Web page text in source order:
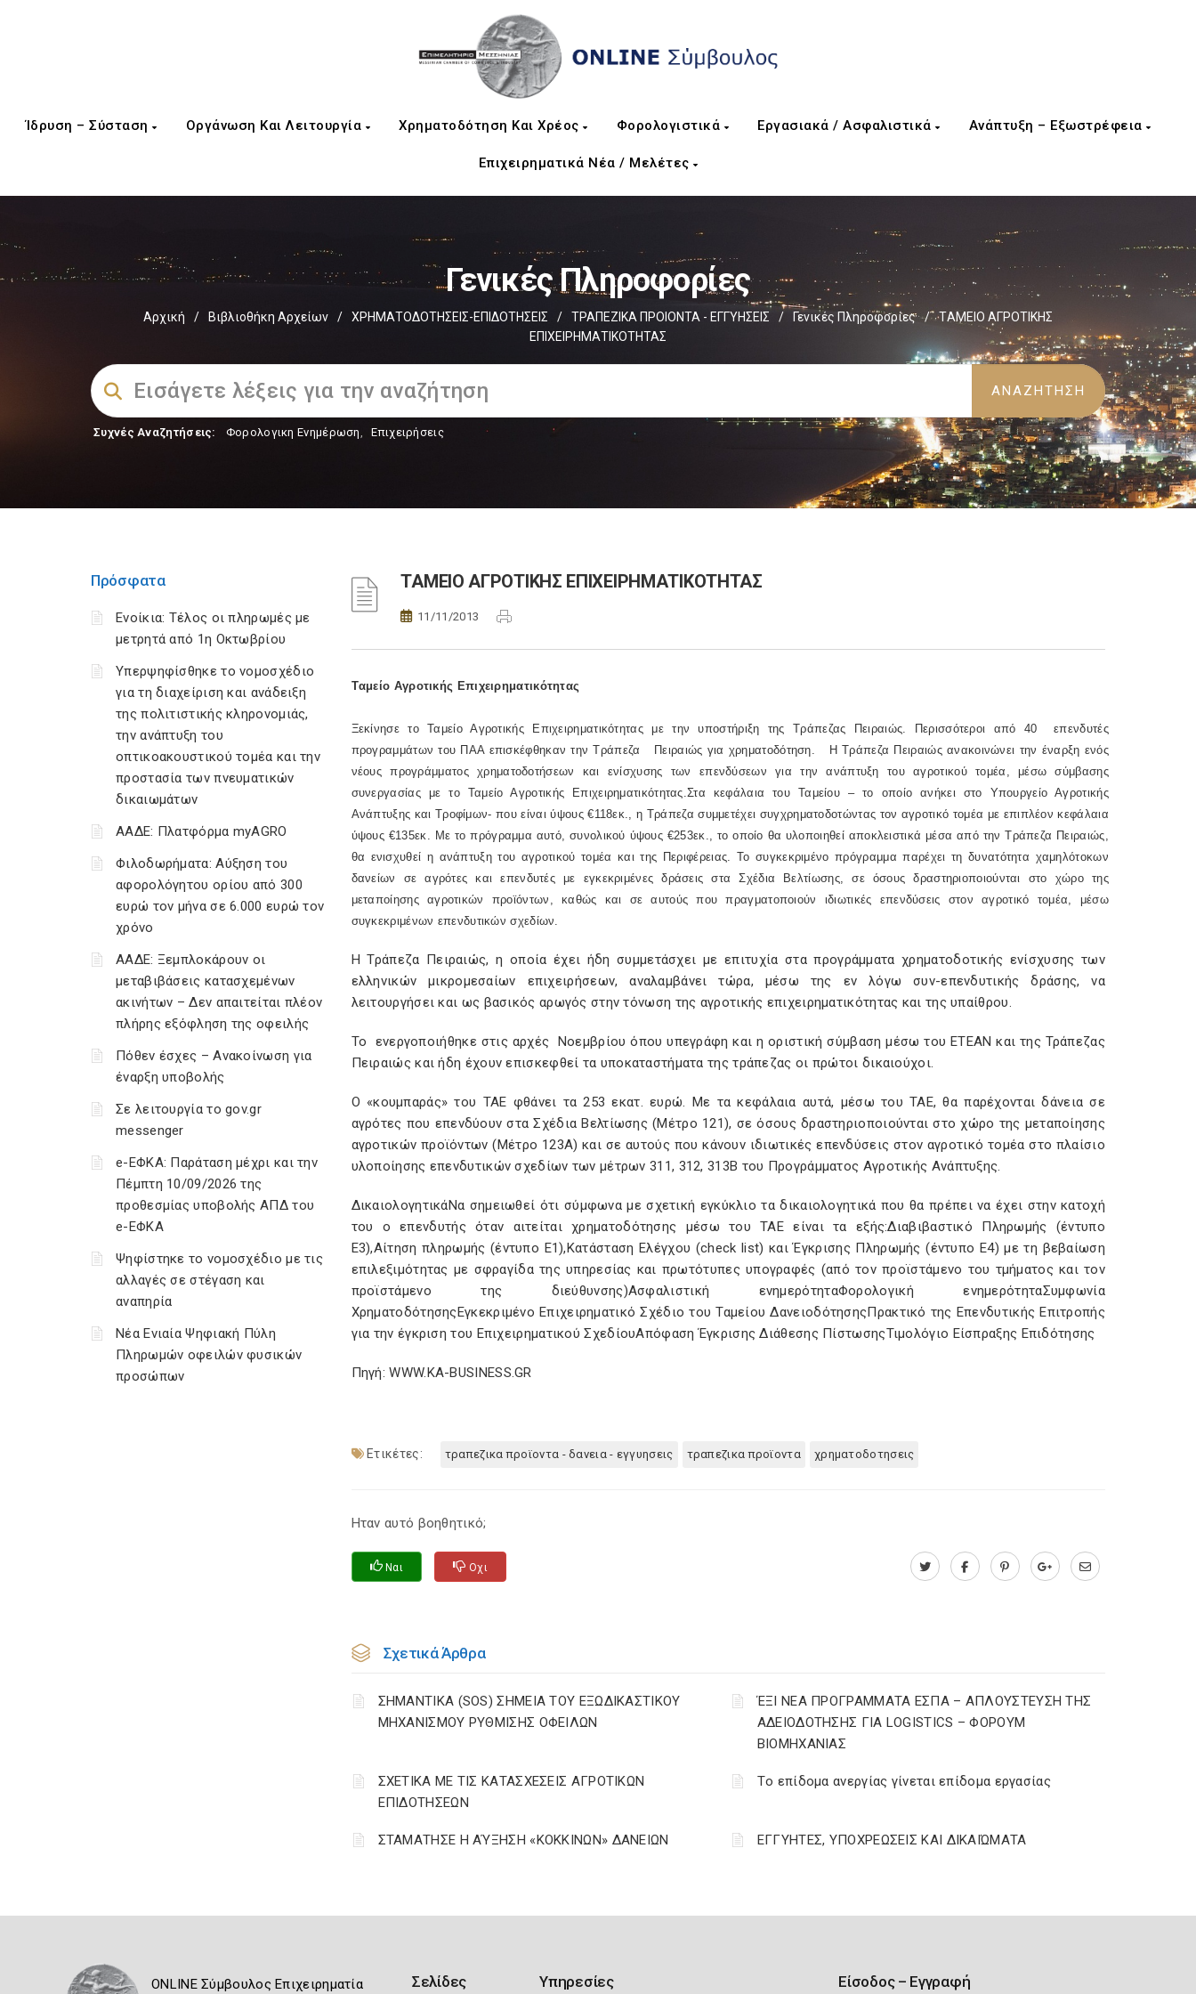
Ίδρυση – Σύσταση Οργάνωση Και Λειτουργία Χρηματοδότηση Και Χρέος Φορολογιστικά Εργασιακά / Ασφαλιστικά Ανάπτυξη – Εξωστρέφεια
Επιχειρηματικά Νέα / Μελέτες
Γενικές Πληροφορίες
Αρχική / Βιβλιοθήκη Αρχείων / ΧΡΗΜΑΤΟΔΟΤΗΣΕΙΣ-ΕΠΙΔΟΤΗΣΕΙΣ / ΤΡΑΠΕΖΙΚΑ ΠΡΟΙΟΝΤΑ - ΕΓΓΥΗΣΕΙΣ / Γενικές Πληροφορίες /
TΑΜΕΙΟ ΑΓΡΟΤΙΚΗΣ
ΕΠΙΧΕΙΡΗΜΑΤΙΚΟΤΗΤΑΣ
Συχνές Αναζητήσεις: Φορολογικη Ενημέρωση, Επιχειρήσεις
Πρόσφατα
Ενοίκια: Τέλος οι πληρωμές με
μετρητά από 1η Οκτωβρίου
Υπερψηφίσθηκε το νομοσχέδιο
για τη διαχείριση και ανάδειξη
της πολιτιστικής κληρονομιάς,
την ανάπτυξη του
οπτικοακουστικού τομέα και την
προστασία των πνευματικών
δικαιωμάτων
ΑΑΔΕ: Πλατφόρμα myAGRO
Φιλοδωρήματα: Αύξηση του
αφορολόγητου ορίου από 300
ευρώ τον μήνα σε 6.000 ευρώ τον
χρόνο
ΑΑΔΕ: Ξεμπλοκάρουν οι
μεταβιβάσεις κατασχεμένων
ακινήτων – Δεν απαιτείται πλέον
πλήρης εξόφληση της οφειλής
Πόθεν έσχες – Ανακοίνωση για
έναρξη υποβολής
Σε λειτουργία το gov.gr
messenger
e-ΕΦΚΑ: Παράταση μέχρι και την
Πέμπτη 10/09/2026 της
προθεσμίας υποβολής ΑΠΔ του
e-ΕΦΚΑ
Ψηφίστηκε το νομοσχέδιο με τις
αλλαγές σε στέγαση και
αναπηρία
Νέα Ενιαία Ψηφιακή Πύλη
Πληρωμών οφειλών φυσικών
προσώπων
TΑΜΕΙΟ ΑΓΡΟΤΙΚΗΣ ΕΠΙΧΕΙΡΗΜΑΤΙΚΟΤΗΤΑΣ
11/11/2013
Tαμείο Αγροτικής Επιχειρηματικότητας
Ξεκίνησε το Ταμείο Αγροτικής Επιχειρηματικότητας με την υποστήριξη της Τράπεζας Πειραιώς. Περισσότεροι από 40 επενδυτές
προγραμμάτων του ΠΑΑ επισκέφθηκαν την Τράπεζα Πειραιώς για χρηματοδότηση. Η Τράπεζα Πειραιώς ανακοινώνει την έναρξη ενός
νέους προγράμματος χρηματοδοτήσεων και ενίσχυσης των επενδύσεων για την ανάπτυξη του αγροτικού τομέα, μέσω σύμβασης
συνεργασίας με το Ταμείο Αγροτικής Επιχειρηματικότητας.Στα κεφάλαια του Ταμείου – το οποίο ανήκει στο Υπουργείο Αγροτικής
Ανάπτυξης και Τροφίμων- που είναι ύψους €118εκ., η Τράπεζα συμμετέχει συγχρηματοδοτώντας τον αγροτικό τομέα με επιπλέον κεφάλαια
ύψους €135εκ. Με το πρόγραμμα αυτό, συνολικού ύψους €253εκ., το οποίο θα υλοποιηθεί αποκλειστικά μέσα από την Τράπεζα Πειραιώς,
θα ενισχυθεί η ανάπτυξη του αγροτικού τομέα και της Περιφέρειας. Το συγκεκριμένο πρόγραμμα παρέχει τη δυνατότητα χαμηλότοκων
δανείων σε αγρότες και επενδυτές με εγκεκριμένες δράσεις στα Σχέδια Βελτίωσης, σε όσους δραστηριοποιούνται στο χώρο της
μεταποίησης αγροτικών προϊόντων, καθώς και σε αυτούς που πραγματοποιούν ιδιωτικές επενδύσεις στον αγροτικό τομέα, μέσω
συγκεκριμένων επενδυτικών σχεδίων.
Η Τράπεζα Πειραιώς, η οποία έχει ήδη συμμετάσχει με επιτυχία στα προγράμματα χρηματοδοτικής ενίσχυσης των
ελληνικών μικρομεσαίων επιχειρήσεων, αναλαμβάνει τώρα, μέσω της εν λόγω συν-επενδυτικής δράσης, να
λειτουργήσει και ως βασικός αρωγός στην τόνωση της αγροτικής επιχειρηματικότητας και της υπαίθρου.
Το ενεργοποιήθηκε στις αρχές Νοεμβρίου όπου υπεγράφη και η οριστική σύμβαση μέσω του ΕΤΕΑΝ και της Τράπεζας
Πειραιώς και ήδη έχουν επισκεφθεί τα υποκαταστήματα της τράπεζας οι πρώτοι δικαιούχοι.
Ο «κουμπαράς» του ΤΑΕ φθάνει τα 253 εκατ. ευρώ. Με τα κεφάλαια αυτά, μέσω του ΤΑΕ, θα παρέχονται δάνεια σε
αγρότες που επενδύουν στα Σχέδια Βελτίωσης (Μέτρο 121), σε όσους δραστηριοποιούνται στο χώρο της μεταποίησης
αγροτικών προϊόντων (Μέτρο 123Α) και σε αυτούς που κάνουν ιδιωτικές επενδύσεις στον αγροτικό τομέα στο πλαίσιο
υλοποίησης επενδυτικών σχεδίων των μέτρων 311, 312, 313Β του Προγράμματος Αγροτικής Ανάπτυξης.
ΔικαιολογητικάΝα σημειωθεί ότι σύμφωνα με σχετική εγκύκλιο τα δικαιολογητικά που θα πρέπει να έχει στην κατοχή
του ο επενδυτής όταν αιτείται χρηματοδότησης μέσω του ΤΑΕ είναι τα εξής:Διαβιβαστικό Πληρωμής (έντυπο
Ε3),Αίτηση πληρωμής (έντυπο Ε1),Κατάσταση Ελέγχου (check list) και Έγκρισης Πληρωμής (έντυπο Ε4) με τη βεβαίωση
επιλεξιμότητας με σφραγίδα της υπηρεσίας και πρωτότυπες υπογραφές (από τον προϊστάμενο του τμήματος και τον
προϊστάμενο της διεύθυνσης)Ασφαλιστική ενημερότηταΦορολογική ενημερότηταΣυμφωνία
ΧρηματοδότησηςΕγκεκριμένο Επιχειρηματικό Σχέδιο του Ταμείου ΔανειοδότησηςΠρακτικό της Επενδυτικής Επιτροπής
για την έγκριση του Επιχειρηματικού ΣχεδίουΑπόφαση Έγκρισης Διάθεσης ΠίστωσηςΤιμολόγιο Είσπραξης Επιδότησης
Πηγή: WWW.KA-BUSINESS.GR
Ετικέτες: τραπεζικα προϊοντα - δανεια - εγγυησεις τραπεζικα προϊοντα χρηματοδοτησεις
Ηταν αυτό βοηθητικό;
Ναι Οχι
Σχετικά Άρθρα
ΣΗΜΑΝΤΙΚΑ (SOS) ΣΗΜΕΙΑ ΤΟΥ ΕΞΩΔΙΚΑΣΤΙΚΟΥ
ΜΗΧΑΝΙΣΜΟΥ ΡΥΘΜΙΣΗΣ ΟΦΕΙΛΩΝ
ΈΞΙ ΝΕΑ ΠΡΟΓΡΑΜΜΑΤΑ ΕΣΠΑ – AΠΛΟΥΣΤΕΥΣΗ ΤΗΣ
ΑΔΕΙΟΔΟΤΗΣΗΣ ΓΙΑ LOGISTICS – ΦΟΡΟΥΜ
ΒΙΟΜΗΧΑΝΙΑΣ
ΣΧΕΤΙΚΑ ΜΕ ΤΙΣ ΚΑΤΑΣΧΕΣΕΙΣ ΑΓΡΟΤΙΚΩΝ
ΕΠΙΔΟΤΗΣΕΩΝ
Tο επίδομα ανεργίας γίνεται επίδομα εργασίας
ΣΤΑΜΑΤΗΣΕ Η ΑΎΞΗΣΗ «ΚΟΚΚΙΝΩΝ» ΔΑΝΕΙΩΝ ΕΓΓΥΗΤΕΣ, ΥΠΟΧΡΕΩΣΕΙΣ ΚΑΙ ΔΙΚΑΙΏΜΑΤΑ
ONLINE Σύμβουλος Επιχειρηματία Σελίδες Υπηρεσίες Είσοδος – Εγγραφή